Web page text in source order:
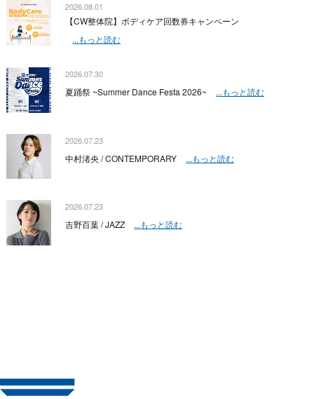
2026.08.01
【CW整体院】ボディケア回数券キャンペーン
...もっと読む
2026.07.30
夏踊祭 ~Summer Dance Festa 2026~ ...もっと読む
2026.07.23
中村渚央 / CONTEMPORARY ...もっと読む
2026.07.23
吉野百葉 / JAZZ ...もっと読む